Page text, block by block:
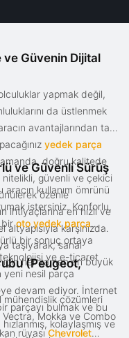
Güvenin Dijital
yapmak değil,
da üstlenmek
avantajlarından tam
yedek parça
doğru kalitede
nitelikli, güvenli ve çekici
özenle
ihtiyaçlarına en hızlı ve
karşınızda.
taşıyarak, sanal
için her zaman en büyük
ve Güvenli Sürüş
kullanım ömrünü
istersiniz. Konforlu,
biroto yedek parça
bir sonuç ortaya
ve e-ticaret
yeni nesil parça
devam ediyor. İnternet
parçayı bulmak ve bu
kolaylaşmış ve
(Peugeot,
mühendislik çözümleri
Mokka ve Combo
rüyasıChevrolet